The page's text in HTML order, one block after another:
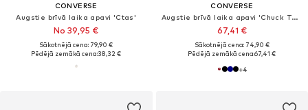
CONVERSE
Augstie brīvā laika apavi 'Ctas'
No 39,95 €
Sākotnējā cena: 79,90 €
Pēdējā zemākā cena:38,32 €
CONVERSE
Augstie brīvā laika apavi 'Chuck Taylor All Star'
67,41 €
Sākotnējā cena: 74,90 €
Pēdējā zemākā cena:67,41 €
+4